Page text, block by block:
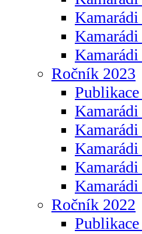
Ročník 2023
Ročník 2022